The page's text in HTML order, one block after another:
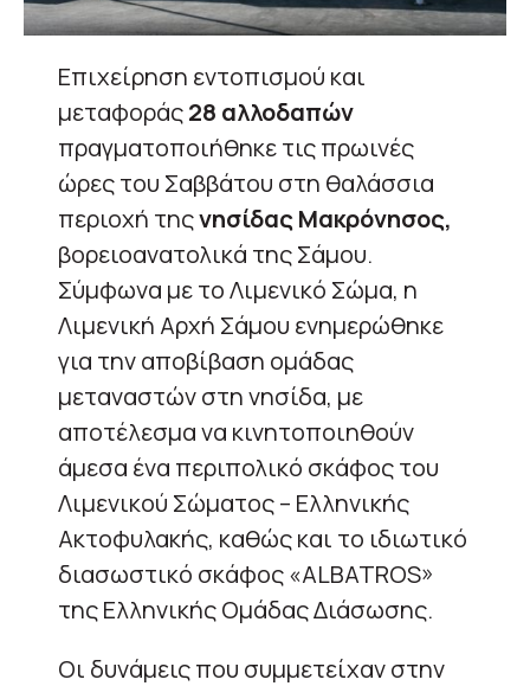
Επιχείρηση εντοπισμού και
μεταφοράς28 αλλοδαπών
πραγματοποιήθηκε τις πρωινές
ώρες του Σαββάτου στη θαλάσσια
περιοχή τηςνησίδας Μακρόνησος,
βορειοανατολικά της Σάμου.
Σύμφωνα με το Λιμενικό Σώμα, η
Λιμενική Αρχή Σάμου ενημερώθηκε
για την αποβίβαση ομάδας
μεταναστών στη νησίδα, με
αποτέλεσμα να κινητοποιηθούν
άμεσα ένα περιπολικό σκάφος του
Λιμενικού Σώματος – Ελληνικής
Ακτοφυλακής, καθώς και το ιδιωτικό
διασωστικό σκάφος «ALBATROS»
της Ελληνικής Ομάδας Διάσωσης.
Οι δυνάμεις που συμμετείχαν στην